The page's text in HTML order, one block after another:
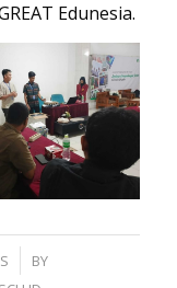
Edunesia.
BY